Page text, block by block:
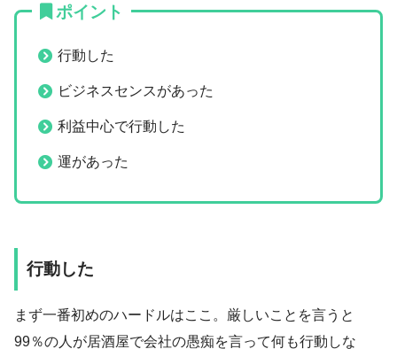
ポイント
行動した
ビジネスセンスがあった
利益中心で行動した
運があった
行動した
まず一番初めのハードルはここ。厳しいことを言うと
99％の人が居酒屋で会社の愚痴を言って何も行動しな